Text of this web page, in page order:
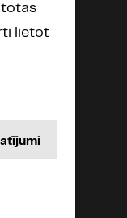
lietot